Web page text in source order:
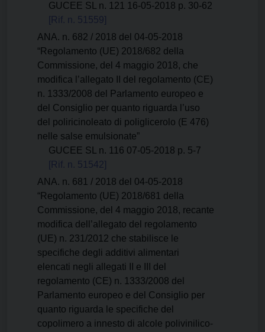
GUCEE SL n. 121 16-05-2018 p. 30-62
[Rif. n. 51559]
ANA. n. 682 / 2018 del 04-05-2018
“Regolamento (UE) 2018/682 della
Commissione, del 4 maggio 2018, che
modifica l’allegato II del regolamento (CE)
n. 1333/2008 del Parlamento europeo e
del Consiglio per quanto riguarda l’uso
del poliricinoleato di poliglicerolo (E 476)
nelle salse emulsionate”
GUCEE SL n. 116 07-05-2018 p. 5-7
[Rif. n. 51542]
ANA. n. 681 / 2018 del 04-05-2018
“Regolamento (UE) 2018/681 della
Commissione, del 4 maggio 2018, recante
modifica dell’allegato del regolamento
(UE) n. 231/2012 che stabilisce le
specifiche degli additivi alimentari
elencati negli allegati II e III del
regolamento (CE) n. 1333/2008 del
Parlamento europeo e del Consiglio per
quanto riguarda le specifiche del
copolimero a innesto di alcole polivinilico-